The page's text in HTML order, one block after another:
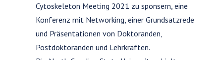
Cytoskeleton Meeting 2021 zu sponsern, eine
Konferenz mit Networking, einer Grundsatzrede
und Präsentationen von Doktoranden,
Postdoktoranden und Lehrkräften.